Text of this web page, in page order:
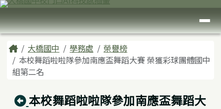
跳至主內容區
臺南市大橋國中
導覽列
主內容區域
Home大橋國中 學務處
榮譽榜
本校舞蹈啦啦隊參加南應盃舞蹈大賽 榮獲彩球團體國中
組第二名
回上頁
本校舞蹈啦啦隊參加南應盃舞蹈大
頁尾區域